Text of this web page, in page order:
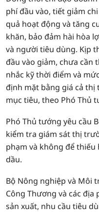
phí đầu vào, tiết giảm
quả hoạt động và tăng
khăn, bảo đảm hài hòa
và người tiêu dùng. Kịp
đầu vào giảm, chưa cần
nhắc kỹ thời điểm và
định mặt bằng giá cả
mục tiêu, theo Phó Thủ
Phó Thủ tướng yêu cầu
kiểm tra giám sát thị
phạm và không để
dầu.
Bộ Nông nghiệp và Môi
Công Thương và các
sản xuất, nhu cầu tiêu